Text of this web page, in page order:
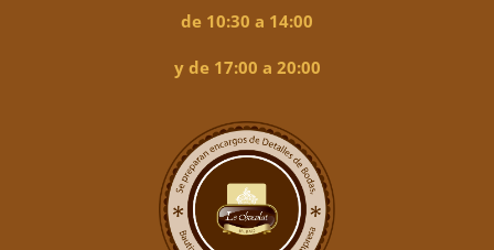
de 10:30 a 14:00
y de 17:00 a 20:00